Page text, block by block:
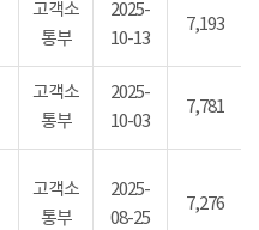
고객소
통부
2025-
10-13
7,193
고객소
통부
2025-
10-03
7,781
고객소
통부
2025-
08-25
7,276